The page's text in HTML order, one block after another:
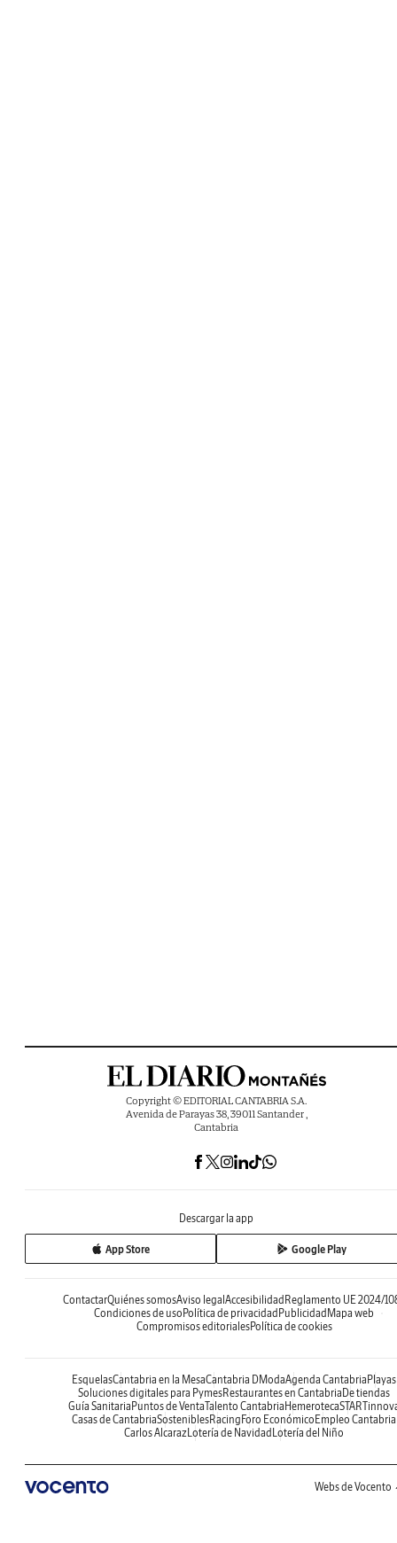
Copyright © EDITORIAL CANTABRIA S.A.
Avenida de Parayas 38, 39011 Santander ,
Cantabria
Descargar la app
App Store Google Play
ContactarQuiénes somosAviso legal Accesibilidad Reglamento UE 2024/
Condiciones de uso Política de privacidad Publicidad Mapa web
Compromisos editorialesPolítica de cookies
EsquelasCantabria en la MesaCantabria DModaAgenda Cantabria Playas
Soluciones digitales para PymesRestaurantes en Cantabria De tiendas
Guía Sanitaria Puntos de VentaTalento Cantabria Hemeroteca
Casas de CantabriaSosteniblesRacing Foro Económico Empleo Cantabria
Carlos AlcarazLotería de Navidad Lotería del Niño
Webs de Vocento